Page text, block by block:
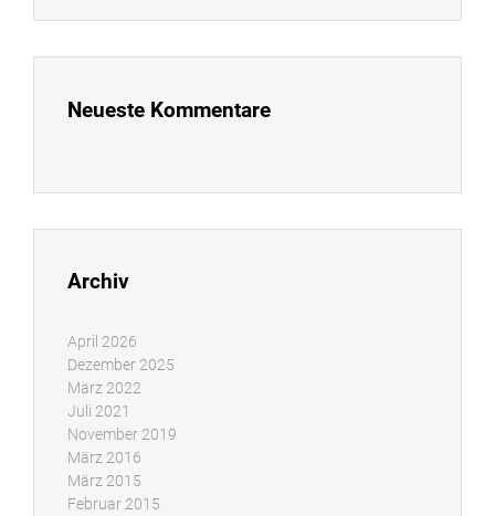
Neueste Kommentare
Archiv
April 2026
Dezember 2025
März 2022
Juli 2021
November 2019
März 2016
März 2015
Februar 2015